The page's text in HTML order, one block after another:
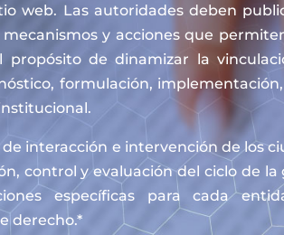
web. Las autoridades deben
y acciones que
de dinamizar la
formulación,
interacción e intervención de los
control y evaluación del ciclo de
específicas para cada
derecho.*